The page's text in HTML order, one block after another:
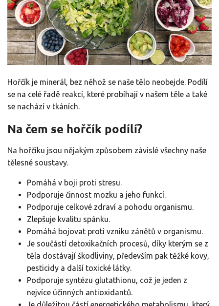
Hořčík je minerál, bez něhož se naše tělo neobejde. Podílí
se na celé řadě reakcí, které probíhají v našem těle a také
se nachází v tkáních.
Na čem se hořčík podílí?
Na hořčíku jsou nějakým způsobem závislé všechny naše
tělesné soustavy.
Pomáhá v boji proti stresu.
Podporuje činnost mozku a jeho funkcí.
Podporuje celkové zdraví a pohodu organismu.
Zlepšuje kvalitu spánku.
Pomáhá bojovat proti vzniku zánětů v organismu.
Je součástí detoxikačních procesů, díky kterým se z
těla dostávají škodliviny, především pak těžké kovy,
pesticidy a další toxické látky.
Podporuje syntézu glutathionu, což je jeden z
nejvíce účinných antioxidantů.